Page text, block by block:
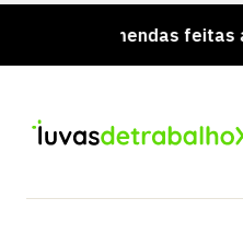
Encomendas feitas até às